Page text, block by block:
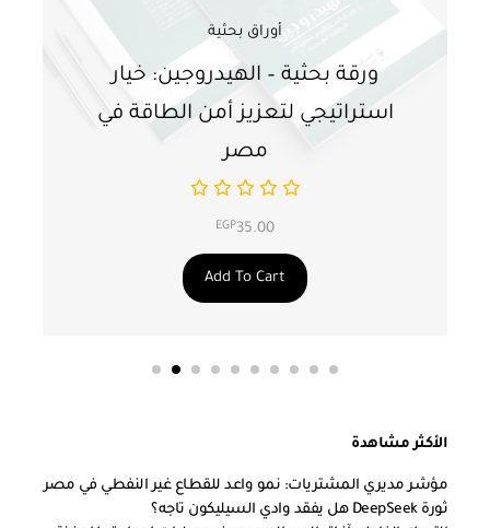
أوراق بحثية
ورقة بحثية – الهيدروجين: خيار
استراتيجي لتعزيز أمن الطاقة في
مصر
EGP35.00
Add To Cart
الأكثر مشاهدة
مؤشر مديري المشتريات: نمو واعد للقطاع غير النفطي في مصر
ثورة DeepSeek هل يفقد وادي السيليكون تاجه؟